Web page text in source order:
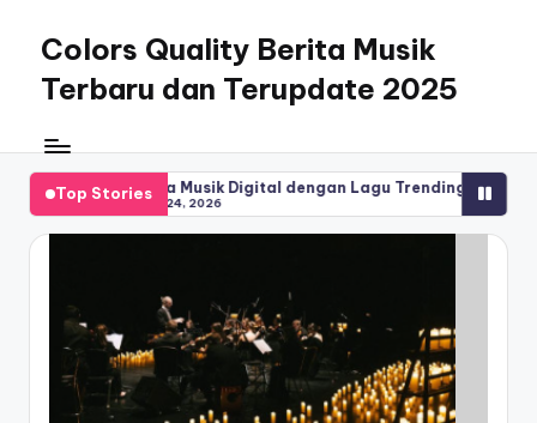
content
Colors Quality Berita Musik
Terbaru dan Terupdate 2025
Top Stories
Digital dengan Lagu Trending Terbaru Girl Group KPop
May 23, 2026